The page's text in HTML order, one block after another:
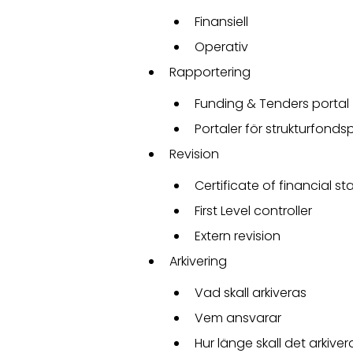
Finansiell
Operativ
Rapportering
Funding & Tenders portal
Portaler för
Revision
Certificate of financial
First Level controller
Extern revision
Arkivering
Vad skall arkiveras
Vem ansvarar
Hur länge skall det